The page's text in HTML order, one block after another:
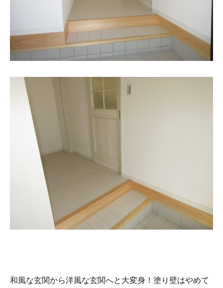
和風な玄関から洋風な玄関へと大変身！塗り壁はやめて